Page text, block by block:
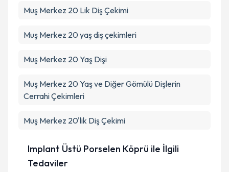
Muş Merkez 20 Lik Diş Çekimi
Muş Merkez 20 yaş diş çekimleri
Muş Merkez 20 Yaş Dişi
Muş Merkez 20 Yaş ve Diğer Gömülü Dişlerin
Cerrahi Çekimleri
Muş Merkez 20'lik Diş Çekimi
Implant Üstü Porselen Köprü ile İlgili
Tedaviler